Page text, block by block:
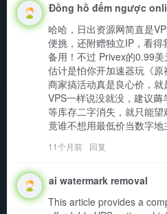
Đồng hồ đếm ngược
哈哈，日出资源网简直是
便挑，还附赠独立IP，看
备用！不过 Privex的0.99
估计是怕你开加速器玩《
商家搞活动真是良心价，
VPS一样说没就没，建议
等库存二字消失，就只能
竟谁不想用最低价当数字地
11个月前 回复
ai watermark removal
This article provides a